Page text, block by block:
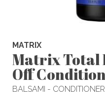
MATRIX
Matrix Total
Off
BALSAMI - CONDITIONER